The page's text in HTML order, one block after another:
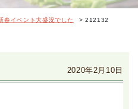
春イベント大盛況でした >212132
2020年2月10日